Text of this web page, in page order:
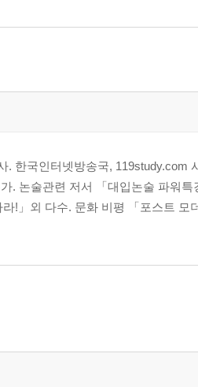
한국인터넷방송국, 119study.com
. 논술관련 저서 「대입논술 파워특
!」외 다수. 문화 비평 「포스트 모